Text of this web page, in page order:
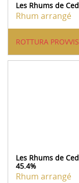
Les Rhums de
Rhum arrangé
ROTTURA
Les Rhums de
45.4%
Rhum arrangé